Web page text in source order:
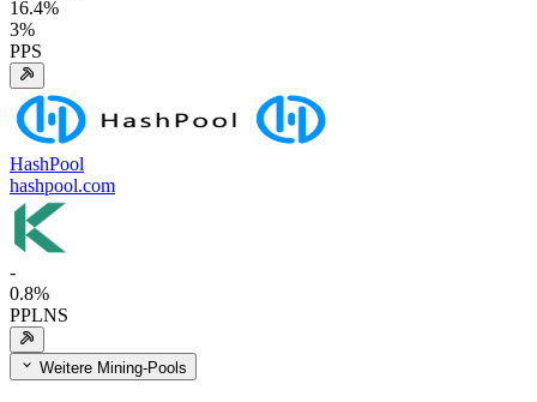
16.4%
3%
PPS
HashPool
hashpool.com
-
0.8%
PPLNS
Weitere Mining-Pools